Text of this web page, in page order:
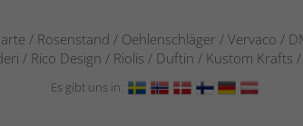
/ Rosenstand / Oehlenschläger / Vervaco /
/ Rico Design / Riolis / Duftin / Kustom
Es gibt uns in: